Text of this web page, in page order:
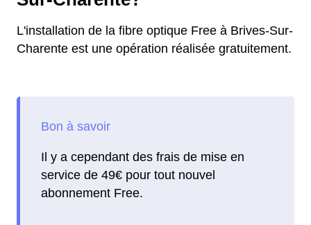
L'installation de la fibre optique Free à Brives-Sur-
Charente est une opération réalisée gratuitement.
Il y a cependant des frais de mise en
service de 49€ pour tout nouvel
abonnement Free.